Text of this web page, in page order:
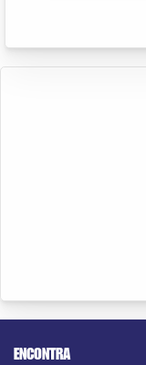
ENCONTRA